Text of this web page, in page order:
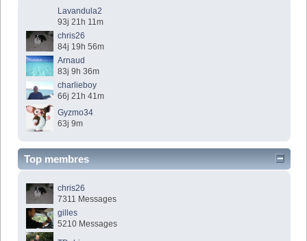
Lavandula2
93j 21h 11m
chris26
84j 19h 56m
Arnaud
83j 9h 36m
charlieboy
66j 21h 41m
Gyzmo34
63j 9m
Top membres
chris26
7311 Messages
gilles
5210 Messages